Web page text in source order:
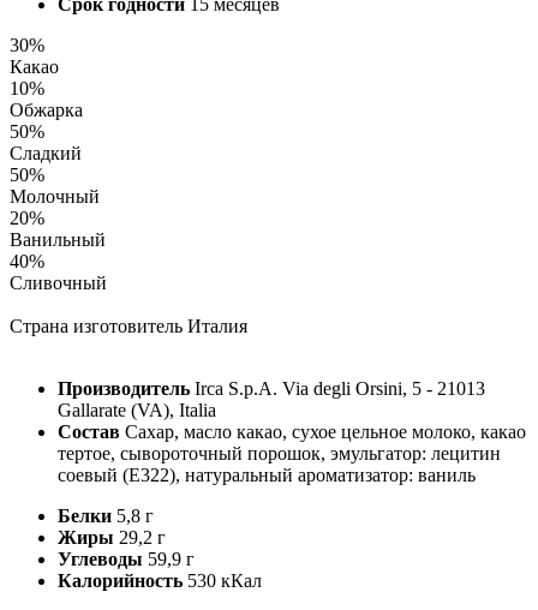
Срок годности
15 месяцев
30%
Какао
10%
Обжарка
50%
Сладкий
50%
Молочный
20%
Ванильный
40%
Сливочный
Страна изготовитель Италия
Производитель Irca S.p.A. Via degli Orsini, 5 - 21013
Gallarate (VA), Italia
Состав Сахар, масло какао, сухое цельное молоко, какао
тертое, сывороточный порошок, эмульгатор: лецитин
соевый (Е322), натуральный ароматизатор: ваниль
Белки 5,8 г
Жиры 29,2 г
Углеводы 59,9 г
Калорийность 530 кКал